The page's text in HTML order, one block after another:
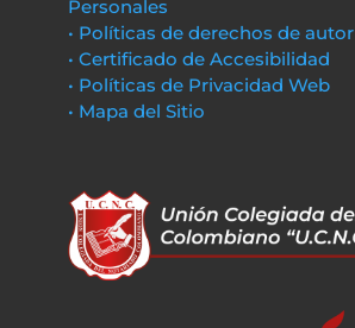
Personales
• Políticas de derechos de autor
• Certificado de Accesibilidad
• Políticas de Privacidad Web
• Mapa del Sitio